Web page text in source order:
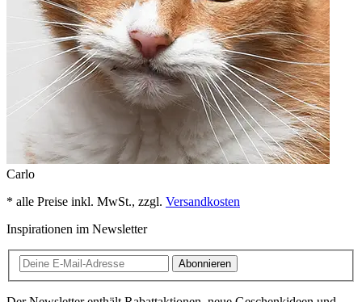
Carlo
* alle Preise inkl. MwSt., zzgl. Versandkosten
Inspirationen im Newsletter
Abonnieren